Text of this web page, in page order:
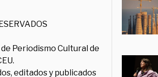
Periodismo Cultural de
editados y publicados